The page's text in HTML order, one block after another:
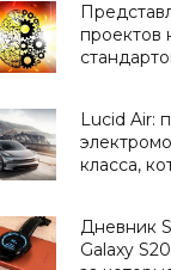
проектов
Lucid Air:
класса,
Дневник
Galaxy